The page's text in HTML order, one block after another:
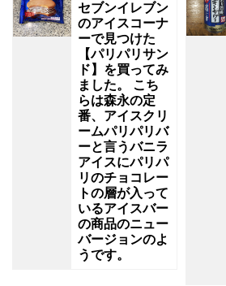
セブンイレブン
のアイスコーナ
ーで見つけた
【パリパリサン
ド】を買ってみ
ました。 こち
らは森永の定
番、アイスクリ
ームパリパリバ
ーと言うバニラ
アイスにパリパ
リのチョコレー
トの層が入って
いるアイスバー
の商品のニュー
バージョンのよ
うです。